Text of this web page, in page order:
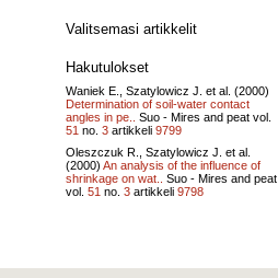
Valitsemasi artikkelit
Hakutulokset
Waniek E., Szatylowicz J. et al. (2000)
Determination of soil-water contact
angles in pe..
Suo - Mires and peat vol.
51 no. 3 artikkeli 9799
Oleszczuk R., Szatylowicz J. et al.
(2000) An analysis of the influence of
shrinkage on wat..
Suo - Mires and peat
vol. 51 no. 3 artikkeli 9798